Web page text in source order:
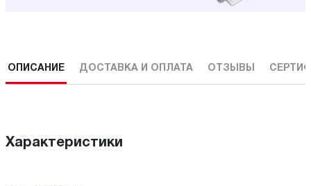
ОПИСАНИЕ ДОСТАВКА И ОПЛАТА ОТЗЫВЫ
Характеристики